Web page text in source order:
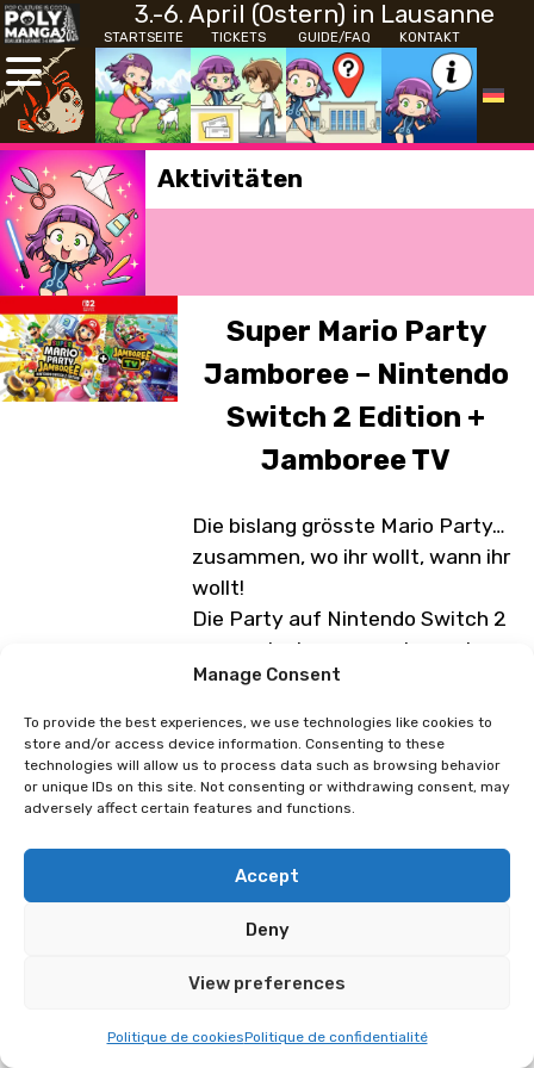
Manage Consent
To provide the best experiences, we use technologies like cookies to
store and/or access device information. Consenting to these
technologies will allow us to process data such as browsing behavior
or unique IDs on this site. Not consenting or withdrawing consent, may
adversely affect certain features and functions.
Accept
Deny
View preferences
Politique de cookiesPolitique de confidentialité
3.-6. April (Ostern) in Lausanne
STARTSEITE TICKETS GUIDE/FAQ KONTAKT
Aktivitäten
Super Mario Party
Jamboree – Nintendo
Switch 2 Edition +
Jamboree TV
Die bislang grösste Mario Party…
zusammen, wo ihr wollt, wann ihr
wollt!
Die Party auf Nintendo Switch 2
war noch nie so ausgelassen!
Super Mario Party Jamboree –
Nintendo Switch 2 Edition +
Jamboree TV enthält alle Inhalte
von Super Mario Party Jamboree
und fügt neue Möglichkeiten
zugängliches Spiel am Nintendo-
Stand (Halle Expo XXL)
Programm unter Vorbehalt von
Änderungen